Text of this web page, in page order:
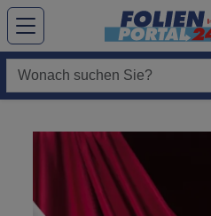
Hauptregion der Seite anspringen